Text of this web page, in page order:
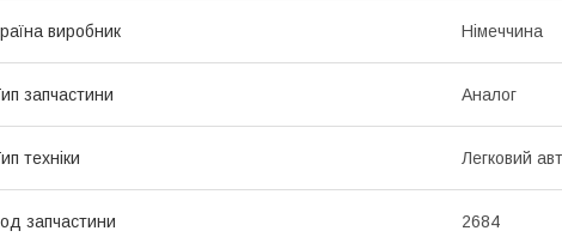
виробник Німеччина
запчастини Аналог
техніки Легковий
запчастини 2684